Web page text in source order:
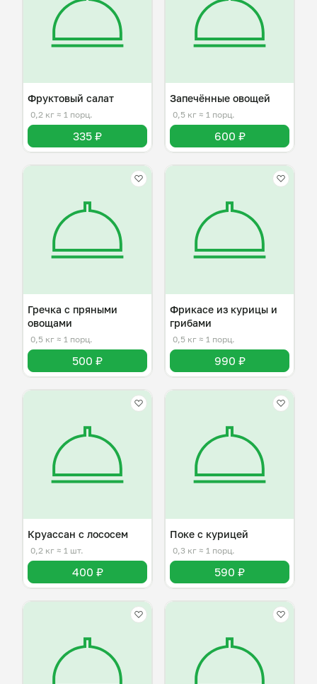
Фруктовый салат
0,2 кг ≈ 1 порц.
335 ₽
Запечённые овощей
0,5 кг ≈ 1 порц.
600 ₽
Гречка с пряными
овощами
0,5 кг ≈ 1 порц.
500 ₽
Фрикасе из курицы и
грибами
0,5 кг ≈ 1 порц.
990 ₽
Круассан с лососем
0,2 кг ≈ 1 шт.
400 ₽
Поке с курицей
0,3 кг ≈ 1 порц.
590 ₽